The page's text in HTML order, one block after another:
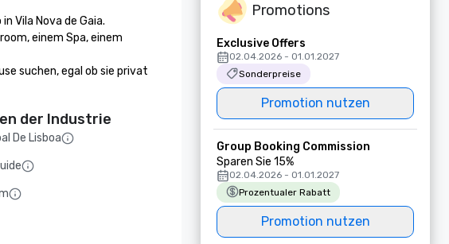
Vila Nova de Gaia.
einem Spa, einem
suchen, egal ob sie privat
der Industrie
De Lisboa
Promotions
Exclusive Offers
02.04.2026 - 01.01.2027
Sonderpreise
Promotion nutzen
Group Booking Commission
Sparen Sie 15%
02.04.2026 - 01.01.2027
Prozentualer Rabatt
Promotion nutzen